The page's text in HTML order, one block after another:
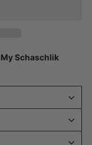
My Schaschlik